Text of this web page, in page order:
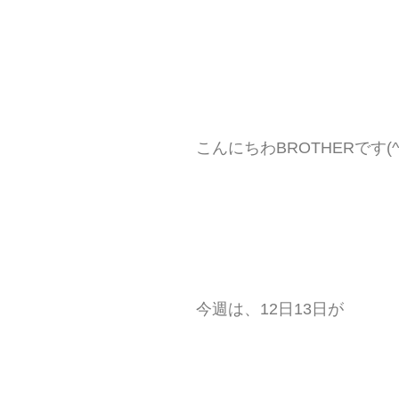
こんにちわBROTHERです
今週は、12日13日が